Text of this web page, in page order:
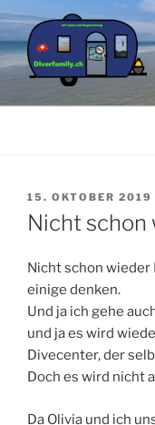
Zum
Inhalt
springen
VERÖFFENTLICHT
AM
15. OKTOBER 2019
Nicht schon
Nicht schon
einige denken.
Und ja ich gehe
und ja es wird
Divecenter, der
Doch es wird nicht
Da Olivia und ich